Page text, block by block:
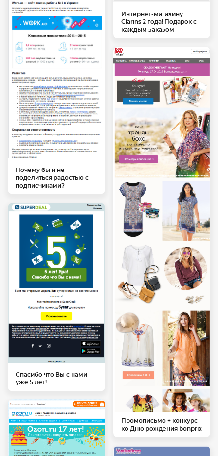
Почему бы и не
поделиться радостью с
подписчиками?
Спасибо что Вы с нами
уже 5 лет!
Интернет-магазину
Clarins 2 года! Подарок с
каждым заказом
Промописьмо + конкурс
ко Дню рождения bonprix